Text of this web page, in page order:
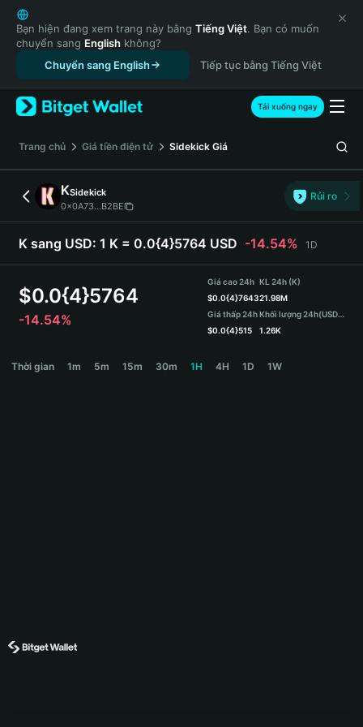
English
日本語
Tiếng Việt
Русский
Español (Latinoamérica)
Türkçe
Français
Deutsch
简体中文
繁體中文
Português (Portugal)
Bahasa Indonesia
ภาษาไทย
Español
Español (Argentina)
Bạn hiện đang xem trang này bằng Tiếng Việt. Bạn có muốn
chuyển sang English không?
Chuyển sang English
Tiếp tục bằng Tiếng Việt
Tải xuống ngay
‌Trang chủ Giá tiền điện tử Sidekick Giá
KSidekick
0x0A73...B2BE
Rủi ro
K sang USD: 1 K = 0.0{4}5764 USD -14.54% 1D
$0.0{4}5764
-14.54%
Giá cao 24h
$0.0{4}7643
Giá thấp 24h
$0.0{4}515
KL 24h (K)
21.98M
Khối lượng 24h(USDT)
1.26K
Thời gian 1m 5m 15m 30m 1H 4H 1D 1W